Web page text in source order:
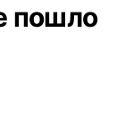
пошло